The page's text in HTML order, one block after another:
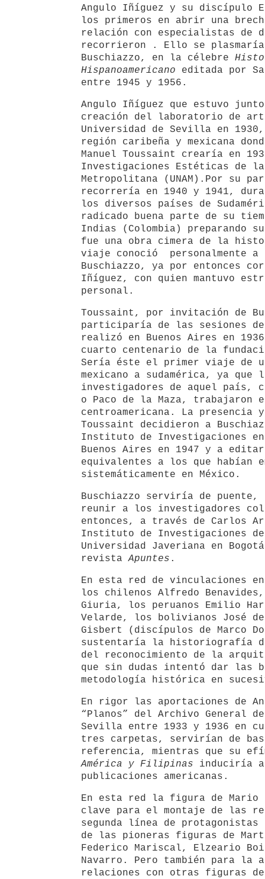
Angulo Iñíguez y su discípulo
los primeros en abrir una
relación con especialistas de
recorrieron . Ello se
Buschiazzo, en la célebre
Hispanoamericano editada por
entre 1945 y 1956.
Angulo Iñíguez que estuvo
creación del laboratorio de
Universidad de Sevilla en
región caribeña y mexicana
Manuel Toussaint crearía en
Investigaciones Estéticas de la
Metropolitana (UNAM).Por su
recorrería en 1940 y 1941,
los diversos países de
radicado buena parte de su
Indias (Colombia) preparando
fue una obra cimera de la
viaje conoció personalmente a
Buschiazzo, ya por entonces
Iñíguez, con quien mantuvo
personal.
Toussaint, por invitación de
participaría de las sesiones
realizó en Buenos Aires en
cuarto centenario de la
Sería éste el primer viaje de
mexicano a sudamérica, ya que
investigadores de aquel país,
o Paco de la Maza, trabajaron
centroamericana. La presencia
Toussaint decidieron a
Instituto de Investigaciones
Buenos Aires en 1947 y a
equivalentes a los que habían
sistemáticamente en México.
Buschiazzo serviría de puente,
reunir a los investigadores
entonces, a través de Carlos
Instituto de Investigaciones
Universidad Javeriana en
revistaApuntes .
En esta red de vinculaciones
los chilenos Alfredo
Giuria, los peruanos Emilio
Velarde, los bolivianos José de
Gisbert (discípulos de Marco
sustentaría la historiografía
del reconocimiento de la
que sin dudas intentó dar las
metodología histórica en
En rigor las aportaciones de
“Planos” del Archivo General
Sevilla entre 1933 y 1936 en
tres carpetas, servirían de
referencia, mientras que su
América y Filipinas induciría a
publicaciones americanas.
En esta red la figura de Mario
clave para el montaje de las
segunda línea de
de las pioneras figuras de
Federico Mariscal, Elzeario
Navarro. Pero también para la
relaciones con otras figuras